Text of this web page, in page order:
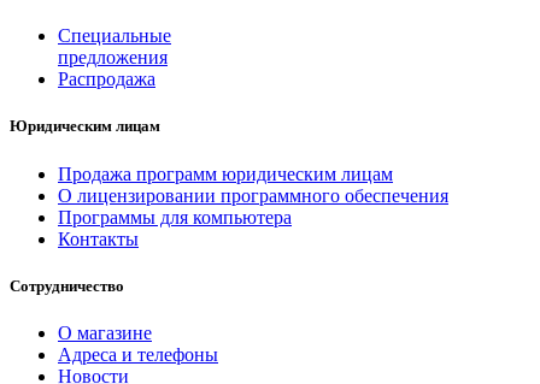
Специальные
предложения
Распродажа
Юридическим лицам
Продажа программ юридическим лицам
О лицензировании программного обеспечения
Программы для компьютера
Контакты
Сотрудничество
О магазине
Адреса и телефоны
Новости